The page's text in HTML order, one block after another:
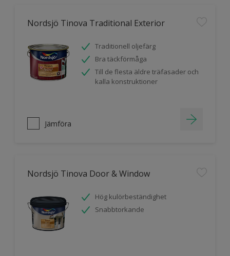
Nordsjö Tinova Traditional Exterior
Traditionell oljefärg
Bra täckförmåga
Till de flesta äldre träfasader och
kalla konstruktioner
Jämföra
Nordsjö Tinova Door & Window
Hög kulörbeständighet
Snabbtorkande